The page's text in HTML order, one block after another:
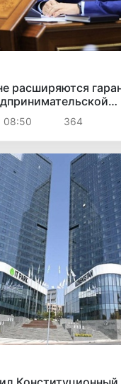
расширяются
08:50 364